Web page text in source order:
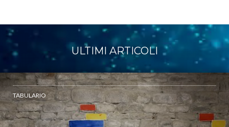
ULTIMI ARTICOLI
TABULARIO